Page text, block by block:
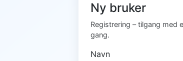
Ny bruker
Registrering – tilgang med
gang.
Navn